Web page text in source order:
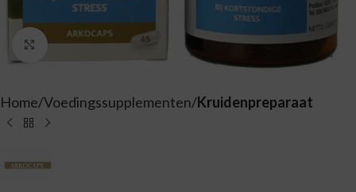
Vergroten
Home Voedingssupplementen Kruidenpreparaat